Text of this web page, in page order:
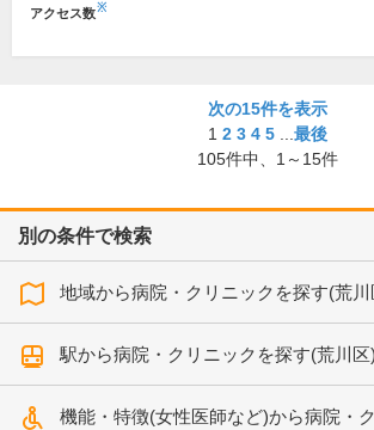
アクセス数※
次の15件を表示
1 2 3 4 5
最後
105件中、 1～15件
別の条件で検索
地域から病院・クリニックを探す(荒川
駅から病院・クリニックを探す(荒川区)
機能・特徴(女性医師など)から病院・